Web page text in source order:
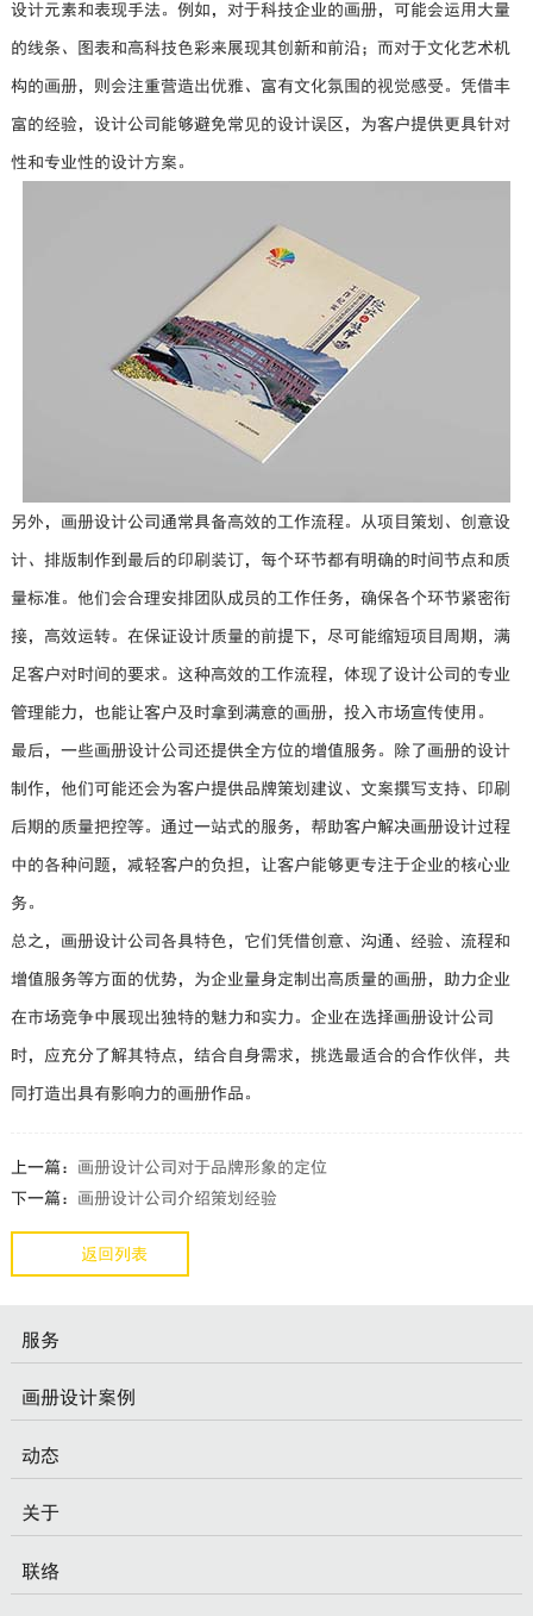
设计元素和表现手法。例如，对于科技企业的画册，可能会运用大量
的线条、图表和高科技色彩来展现其创新和前沿；而对于文化艺术机
构的画册，则会注重营造出优雅、富有文化氛围的视觉感受。凭借丰
富的经验，设计公司能够避免常见的设计误区，为客户提供更具针对
性和专业性的设计方案。
另外，画册设计公司通常具备高效的工作流程。从项目策划、创意设
计、排版制作到最后的印刷装订，每个环节都有明确的时间节点和质
量标准。他们会合理安排团队成员的工作任务，确保各个环节紧密衔
接，高效运转。在保证设计质量的前提下，尽可能缩短项目周期，满
足客户对时间的要求。这种高效的工作流程，体现了设计公司的专业
管理能力，也能让客户及时拿到满意的画册，投入市场宣传使用。
最后，一些画册设计公司还提供全方位的增值服务。除了画册的设计
制作，他们可能还会为客户提供品牌策划建议、文案撰写支持、印刷
后期的质量把控等。通过一站式的服务，帮助客户解决画册设计过程
中的各种问题，减轻客户的负担，让客户能够更专注于企业的核心业
务。
总之，画册设计公司各具特色，它们凭借创意、沟通、经验、流程和
增值服务等方面的优势，为企业量身定制出高质量的画册，助力企业
在市场竞争中展现出独特的魅力和实力。企业在选择画册设计公司
时，应充分了解其特点，结合自身需求，挑选最适合的合作伙伴，共
同打造出具有影响力的画册作品。
上一篇： 画册设计公司对于品牌形象的定位
下一篇： 画册设计公司介绍策划经验
返回列表
服务
画册设计案例
动态
关于
联络